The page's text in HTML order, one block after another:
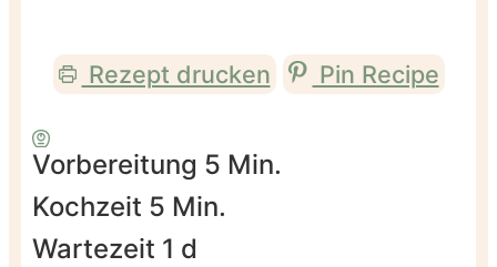
Rezept drucken Pin Recipe
Vorbereitung 5 Minuten
Min.
Kochzeit 5 Minuten
Min.
Wartezeit 1 day
d